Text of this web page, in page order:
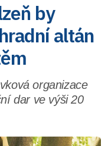
by
altán
organizace
dar ve výši 20